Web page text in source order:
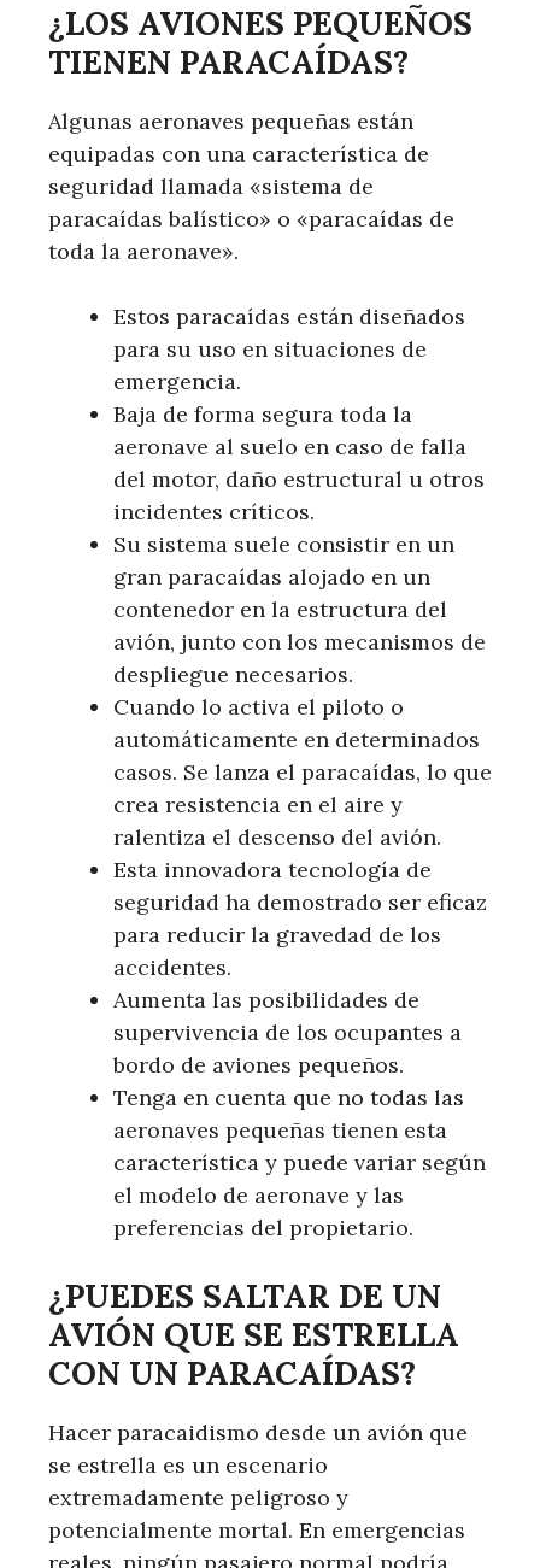
¿LOS AVIONES PEQUEÑOS
TIENEN PARACAÍDAS?
Algunas aeronaves pequeñas están
equipadas con una característica de
seguridad llamada «sistema de
paracaídas balístico» o «paracaídas de
toda la aeronave».
Estos paracaídas están diseñados
para su uso en situaciones de
emergencia.
Baja de forma segura toda la
aeronave al suelo en caso de falla
del motor, daño estructural u otros
incidentes críticos.
Su sistema suele consistir en un
gran paracaídas alojado en un
contenedor en la estructura del
avión, junto con los mecanismos de
despliegue necesarios.
Cuando lo activa el piloto o
automáticamente en determinados
casos. Se lanza el paracaídas, lo que
crea resistencia en el aire y
ralentiza el descenso del avión.
Esta innovadora tecnología de
seguridad ha demostrado ser eficaz
para reducir la gravedad de los
accidentes.
Aumenta las posibilidades de
supervivencia de los ocupantes a
bordo de aviones pequeños.
Tenga en cuenta que no todas las
aeronaves pequeñas tienen esta
característica y puede variar según
el modelo de aeronave y las
preferencias del propietario.
¿PUEDES SALTAR DE UN
AVIÓN QUE SE ESTRELLA
CON UN PARACAÍDAS?
Hacer paracaidismo desde un avión que
se estrella es un escenario
extremadamente peligroso y
potencialmente mortal. En emergencias
reales, ningún pasajero normal podría